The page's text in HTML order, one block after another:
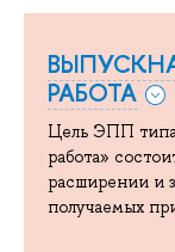
РАБОТА
Цель ЭПП типа
работа»
расширении и
получаемых